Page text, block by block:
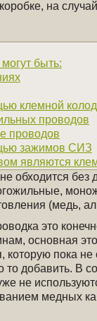
на
быть:
клемной
проводов
проводов
зажимов СИЗ
являются
обходится
(медь,
это
основная
пока не
то добавить. В
не
медных